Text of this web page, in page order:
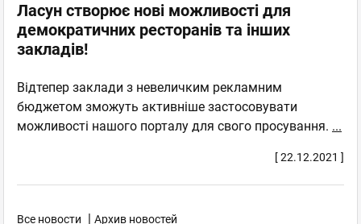
Ласун створює нові можливості для
демократичних ресторанів та інших
закладів!
Відтепер заклади з невеличким рекламним
бюджетом зможуть активніше застосовувати
можливості нашого порталу для свого просування. ...
[ 22.12.2021 ]
Все новости Архив новостей